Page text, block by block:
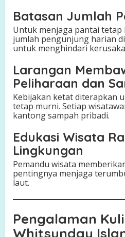
Batasan Jumlah
Untuk menjaga pantai tetap
jumlah pengunjung harian
untuk menghindari
Larangan
Peliharaan dan
Kebijakan ketat diterapkan
tetap murni. Setiap
kantong sampah pribadi.
Edukasi Wisata
Lingkungan
Pemandu wisata
pentingnya menjaga
laut.
Pengalaman
Whitsunday